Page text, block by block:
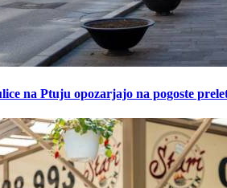
na Ptuju opozarjajo na pogoste